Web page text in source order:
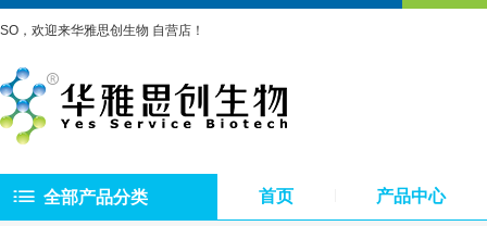
SO，欢迎来华雅思创生物 自营店！
全部产品分类 首页 产品中心